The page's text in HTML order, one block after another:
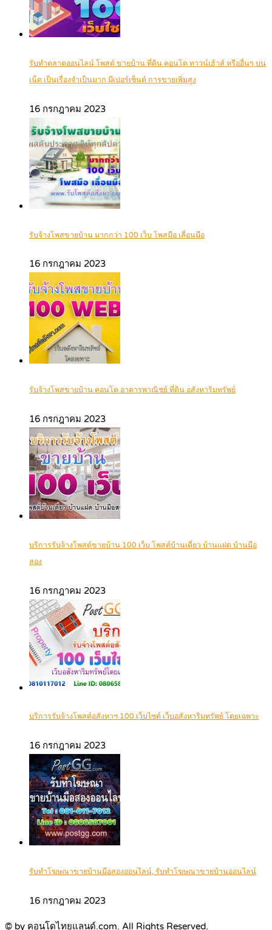
รับทำตลาดออนไลน์ โพสต์ ขายบ้าน ที่ดิน คอนโด ทาวน์เฮ้าส์ หรืออื่นๆ บน
เน็ต เป็นเรื่องจำเป็นมาก มีเปอร์เซ็นต์ การขายเพิ่มสูง
16 กรกฎาคม 2023
รับจ้างโพสขายบ้าน มากกว่า 100 เว็บ โพสมือ เลื่อนมือ
16 กรกฎาคม 2023
รับจ้างโพสขายบ้าน คอนโด อาคารพาณิชย์ ที่ดิน อสังหาริมทรัพย์
16 กรกฎาคม 2023
บริการรับจ้างโพสต์ขายบ้าน 100 เว็บ โพสต์บ้านเดี่ยว บ้านแฝด บ้านมือ
สอง
16 กรกฎาคม 2023
บริการรับจ้างโพสต์อสังหาฯ 100 เว็บไซต์ เว็บอสังหาริมทรัพย์ โดยเฉพาะ
16 กรกฎาคม 2023
รับทำโฆษณาขายบ้านมือสองออนไลน์, รับทำโฆษณาขายบ้านออนไลน์
16 กรกฎาคม 2023
© by คอนโดไทยแลนด์.com. All Rights Reserved.